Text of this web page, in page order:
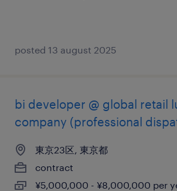
posted 13 august 2025
bi developer @ global retail
company (professional
東京23区, 東京都
contract
¥5,000,000 - ¥8,000,000 per